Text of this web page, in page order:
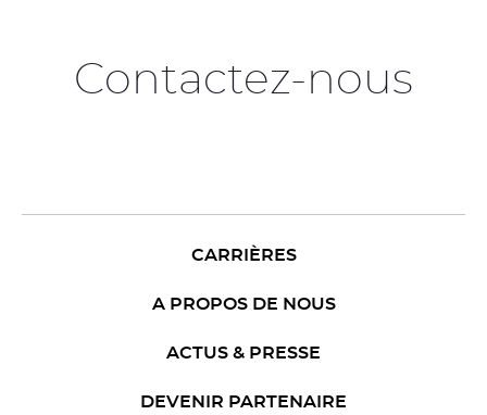
Contactez-nous
CARRIÈRES
A PROPOS DE NOUS
ACTUS & PRESSE
DEVENIR PARTENAIRE